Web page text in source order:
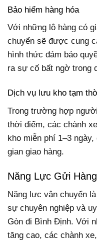
Bảo hiểm hàng hóa
Với những lô hàng có
chuyển sẽ được cung
hình thức đảm bảo
ra sự cố bất ngờ trong
Dịch vụ lưu kho tạm
Trong trường hợp
thời điểm, các chành
kho miễn phí 1–3
gian giao hàng.
Năng Lực Gửi
Năng lực vận chuyển
sự chuyên nghiệp và
Gòn đi Bình Định. Với
tăng cao, các chành